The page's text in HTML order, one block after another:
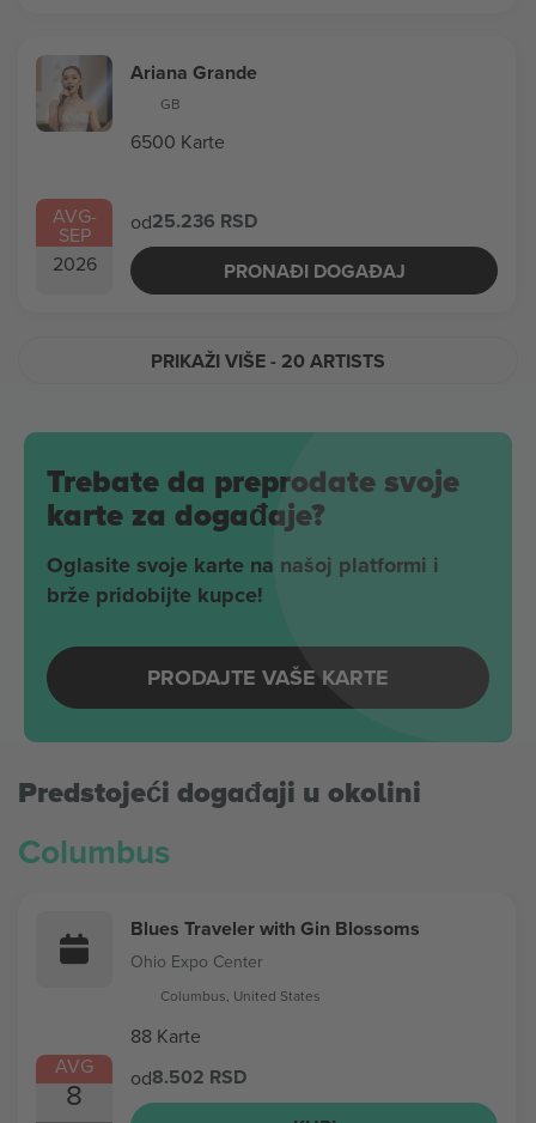
AVG-
SEP
2026
Ariana Grande
GB
6500 Karte
od25.236 RSD
PRONAĐI DOGAĐAJ
PRIKAŽI VIŠE- 20 ARTISTS
Trebate da preprodate svoje
karte za događaje?
Oglasite svoje karte na našoj platformi i
brže pridobijte kupce!
PRODAJTE VAŠE KARTE
Predstojeći događaji u okolini
Columbus
AVG
8
Blues Traveler with Gin Blossoms
Ohio Expo Center
Columbus, United States
88 Karte
od8.502 RSD